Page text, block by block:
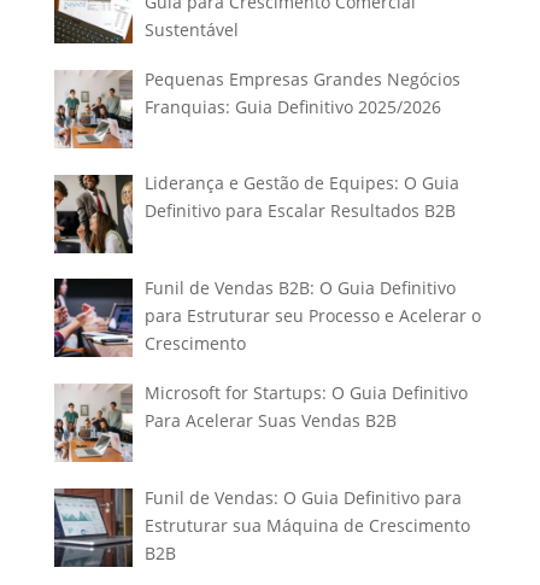
Sustentável
Pequenas Empresas Grandes Negócios
Franquias: Guia Definitivo 2025/2026
Liderança e Gestão de Equipes: O Guia
Definitivo para Escalar Resultados B2B
Funil de Vendas B2B: O Guia Definitivo
para Estruturar seu Processo e Acelerar o
Crescimento
Microsoft for Startups: O Guia Definitivo
Para Acelerar Suas Vendas B2B
Funil de Vendas: O Guia Definitivo para
Estruturar sua Máquina de Crescimento
B2B